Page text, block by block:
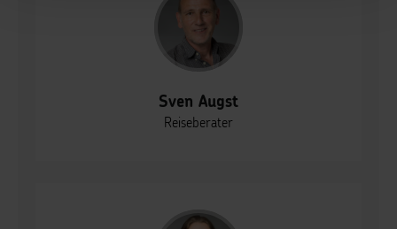
Ein Zielgebiet liegt mir ganz besonders am Herzen
und das ist die Türkei. Von Kemer und Lara über
Side bis nach Alanya kenne ich so gut wie alle
Ich freue mich, meine Reiseerlebnisse mit Ihnen
Sven Augst
Reiseberater